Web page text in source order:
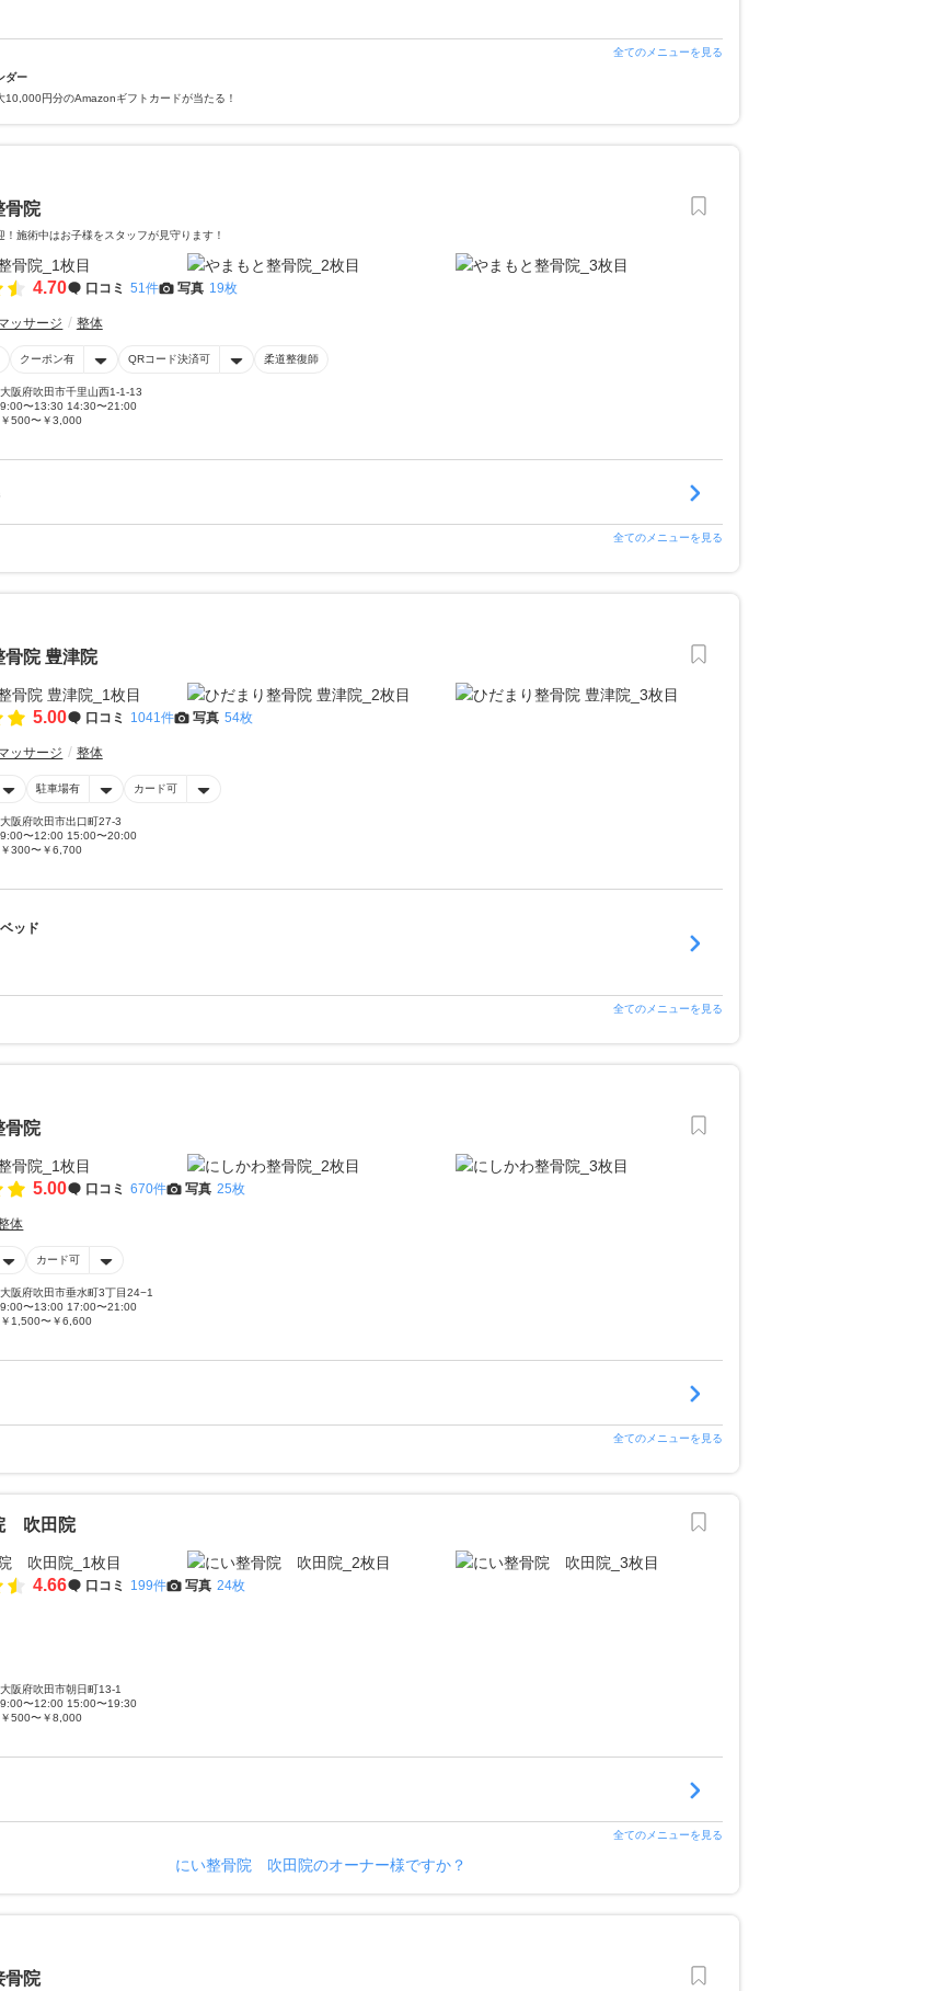
全てのメニューを見る
ダー
10,000円分のAmazonギフトカードが当たる！
骨院
！施術中はお子様をスタッフが見守ります！
4.70 口コミ 51件 写真 19枚
ッサージ 整体
クーポン有 QRコード決済可 柔道整復師
大阪府吹田市千里山西1-1-13
9:00〜13:30 14:30〜21:00
￥500〜￥3,000
全てのメニューを見る
骨院 豊津院
5.00 口コミ 1041件 写真 54枚
ッサージ 整体
駐車場有 カード可
大阪府吹田市出口町27-3
9:00〜12:00 15:00〜20:00
￥300〜￥6,700
ッド
全てのメニューを見る
骨院
5.00 口コミ 670件 写真 25枚
体
カード可
大阪府吹田市垂水町3丁目24−1
9:00〜13:00 17:00〜21:00
￥1,500〜￥6,600
全てのメニューを見る
吹田院
4.66 口コミ 199件 写真 24枚
大阪府吹田市朝日町13-1
9:00〜12:00 15:00〜19:30
￥500〜￥8,000
全てのメニューを見る
にい整骨院 吹田院のオーナー様ですか？
骨院